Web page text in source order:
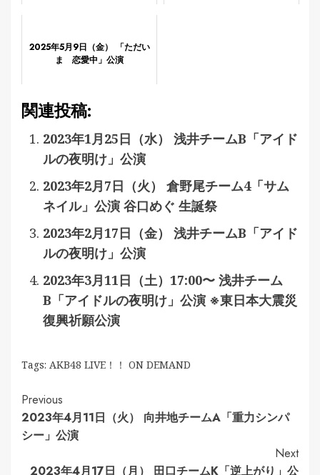
2025年5月9日（金） 「ただい
ま 恋愛中」公演
関連投稿:
2023年1月25日（水） 浅井チームB「アイド
ルの夜明け」公演
2023年2月7日（火） 倉野尾チーム4「サム
ネイル」公演 谷口めぐ 生誕祭
2023年2月17日（金） 浅井チームB「アイド
ルの夜明け」公演
2023年3月11日（土）17:00〜 浅井チーム
B「アイドルの夜明け」公演 ※東日本大震災
復興祈願公演
Tags: AKB48 LIVE！！ ON DEMAND
Continue
Reading
Previous
2023年4月11日（火） 向井地チームA「重力シンパ
シー」公演
Next
2023年4月17日（月） 田口チームK「逆上がり」公